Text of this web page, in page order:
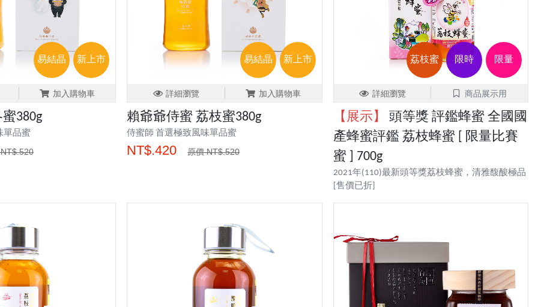
新上市
易結晶
加入購物車
380g
單品蜜
新上市
易結晶
詳細瀏覽 加入購物車
賴爺爺侍蜜 荔枝蜜380g
侍蜜師 首選極致風味單品蜜
NT$.420原價 NT$.520
限量
限時
荔枝蜜
詳細瀏覽 商品展示用
【展示】
頭等獎 評鑑蜂蜜 全國國
產蜂蜜評鑑 荔枝蜂蜜 [ 限量比賽
蜜 ] 700g
2021年(110)最新頭等獎荔枝蜂蜜，清雅馥酸極品
[售價已折]